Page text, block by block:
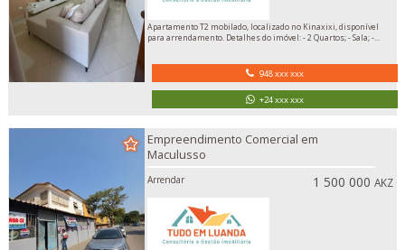
Apartamento T2 mobilado, localizado no Kinaxixi, disponível
para arrendamento. Detalhes do imóvel: - 2 Quartos; - Sala; -...
948 xxx xxx
+24 xxx xxx
Empreendimento Comercial em
Maculusso
Arrendar 1 500 000AKZ